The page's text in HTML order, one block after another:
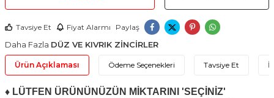
Tavsiye Et Fiyat Alarmı Paylaş
Daha Fazla DÜZ VE KIVRIK ZİNCİRLER
Ürün Açıklaması Ödeme Seçenekleri Tavsiye Et
♦ LÜTFEN ÜRÜNÜNÜZÜN MİKTARINI 'SEÇİNİZ'